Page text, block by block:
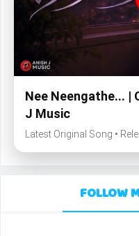
Nee Neengathe... |
J Music
Latest Original Song •
FOLLOW